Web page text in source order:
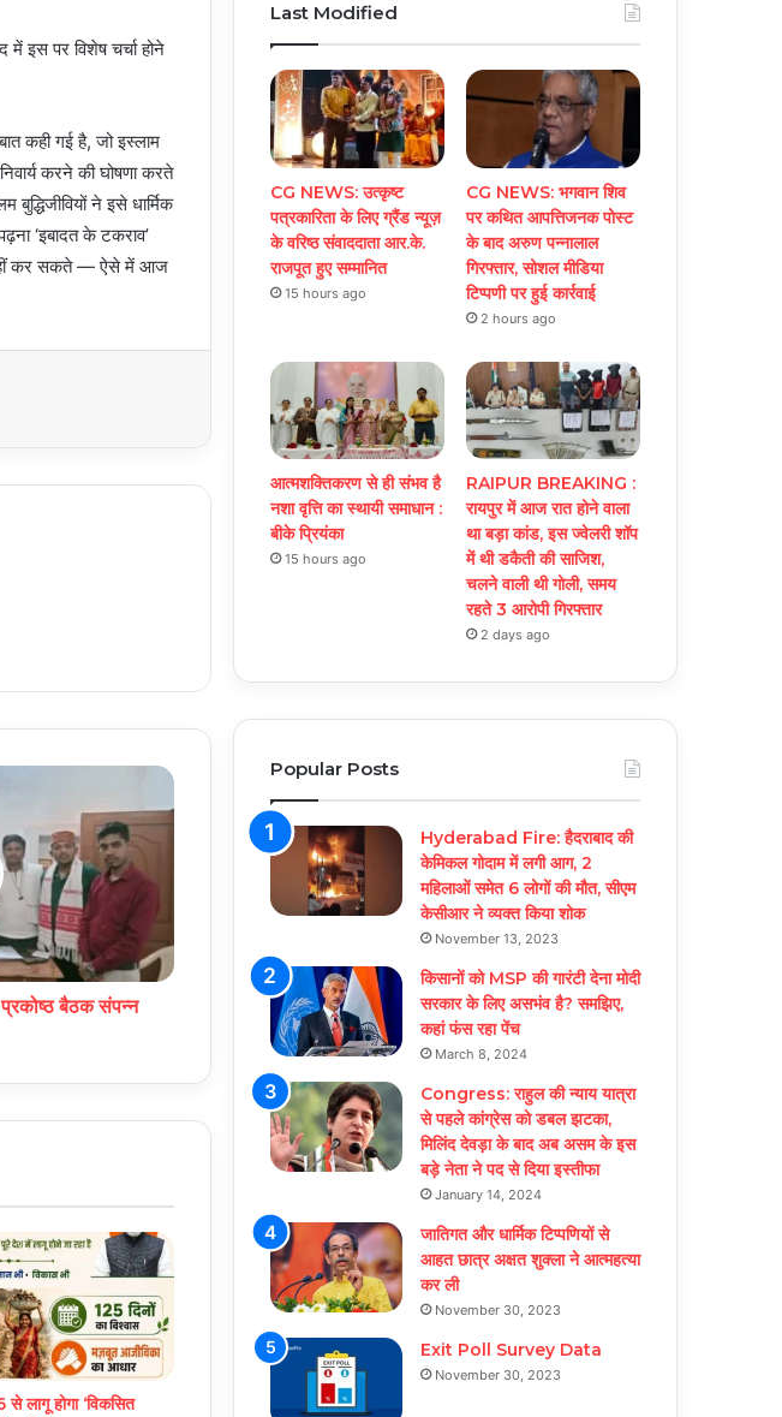
इस पर विशेष चर्चा होने
कही गई है, जो इस्लाम
करने की घोषणा करते
ने इसे धार्मिक
‘इबादत के टकराव’
कर सकते — ऐसे में आज
बैठक संपन्न
लागू होगा ‘विकसित
Last Modified
CG NEWS: उत्कृष्ट
पत्रकारिता के लिए ग्रैंड न्यूज़
के वरिष्ठ संवाददाता आर.के.
राजपूत हुए सम्मानित
15 hours ago
CG NEWS: भगवान शिव
पर कथित आपत्तिजनक पोस्ट
के बाद अरुण पन्नालाल
गिरफ्तार, सोशल मीडिया
टिप्पणी पर हुई कार्रवाई
2 hours ago
आत्मशक्तिकरण से ही संभव है
नशा वृत्ति का स्थायी समाधान :
बीके प्रियंका
15 hours ago
RAIPUR BREAKING :
रायपुर में आज रात होने वाला
था बड़ा कांड, इस ज्वेलरी शॉप
में थी डकैती की साजिश,
चलने वाली थी गोली, समय
रहते 3 आरोपी गिरफ्तार
2 days ago
Popular Posts
Hyderabad Fire: हैदराबाद की
केमिकल गोदाम में लगी आग, 2
महिलाओं समेत 6 लोगों की मौत, सीएम
केसीआर ने व्यक्त किया शोक
November 13, 2023
किसानों को MSP की गारंटी देना मोदी
सरकार के लिए असभंव है? समझिए,
कहां फंस रहा पेंच
March 8, 2024
Congress: राहुल की न्याय यात्रा
से पहले कांग्रेस को डबल झटका,
मिलिंद देवड़ा के बाद अब असम के इस
बड़े नेता ने पद से दिया इस्तीफा
January 14, 2024
जातिगत और धार्मिक टिप्पणियों से
आहत छात्र अक्षत शुक्ला ने आत्महत्या
कर ली
November 30, 2023
Exit Poll Survey Data
November 30, 2023